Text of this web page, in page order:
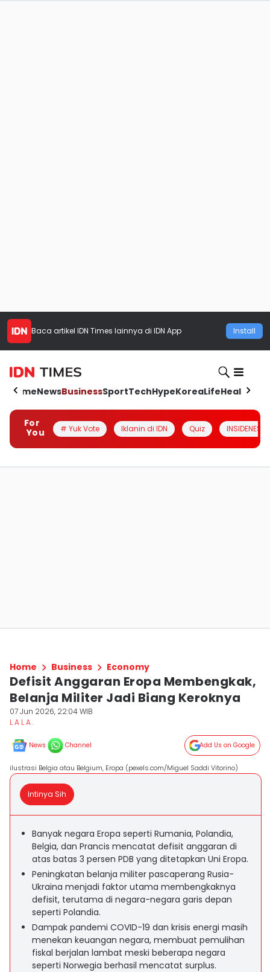
Baca artikel IDN Times lainnya di IDN App Install
HomeNewsBusinessSportTechHypeKoreaLifeHealth
For
You
# Yuk Vote Iklanin di IDN Quiz INSIDENESIA
Home Business Economy
Defisit Anggaran Eropa Membengkak,
Belanja Militer Jadi Biang Keroknya
07 Jun 2026, 22:04 WIB
L A L A .
News Channel Add Us on Google
ilustrasi Belgia atau Belgium, Eropa (pexels.com/Miguel Saddi Vitorino)
Intinya Sih
Banyak negara Eropa seperti Rumania, Polandia,
Belgia, dan Prancis mencatat defisit anggaran di
atas batas 3 persen PDB yang ditetapkan Uni Eropa.
Peningkatan belanja militer pascaperang Rusia-
Ukraina menjadi faktor utama membengkaknya
defisit, terutama di negara-negara garis depan
seperti Polandia.
Dampak pandemi COVID-19 dan krisis energi masih
menekan keuangan negara, membuat pemulihan
fiskal berjalan lambat meski beberapa negara
seperti Norwegia berhasil mencatat surplus.